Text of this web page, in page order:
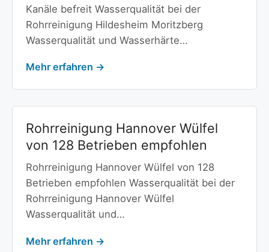
Kanäle befreit Wasserqualität bei der
Rohrreinigung Hildesheim Moritzberg
Wasserqualität und Wasserhärte…
Mehr erfahren →
Rohrreinigung Hannover Wülfel
von 128 Betrieben empfohlen
Rohrreinigung Hannover Wülfel von 128
Betrieben empfohlen Wasserqualität bei der
Rohrreinigung Hannover Wülfel
Wasserqualität und…
Mehr erfahren →